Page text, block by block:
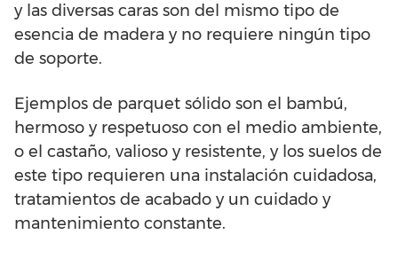
y las diversas caras son del mismo tipo de
esencia de madera y no requiere ningún tipo
de soporte.
Ejemplos de parquet sólido son el bambú,
hermoso y respetuoso con el medio ambiente,
o el castaño, valioso y resistente, y los suelos de
este tipo requieren una instalación cuidadosa,
tratamientos de acabado y un cuidado y
mantenimiento constante.